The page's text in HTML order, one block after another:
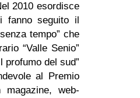
2010 esordisce
fanno seguito il
tempo” che
“Valle Senio”
profumo del sud”
al Premio
magazine, web-